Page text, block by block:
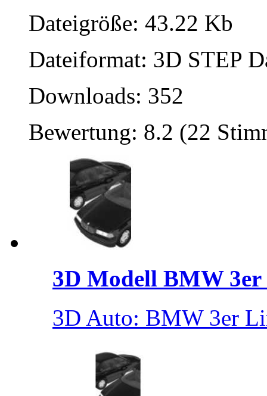
Dateigröße: 43.22 Kb
Dateiformat: 3D STEP
Downloads: 352
Bewertung: 8.2 (22
3D Modell BMW 3er
3D Auto: BMW 3er